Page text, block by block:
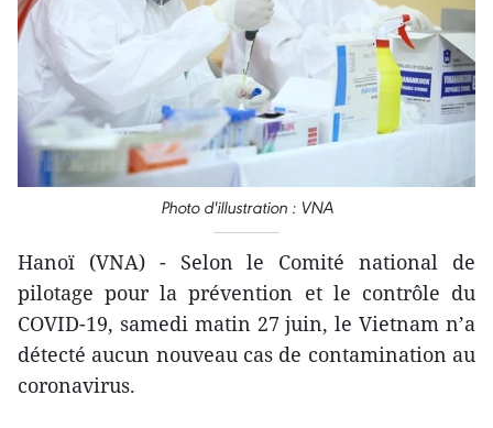
Photo d'illustration : VNA
Hanoï (VNA) - Selon le Comité national de
pilotage pour la prévention et le contrôle du
COVID-19, samedi matin 27 juin, le Vietnam n’a
détecté aucun nouveau cas de contamination au
coronavirus.